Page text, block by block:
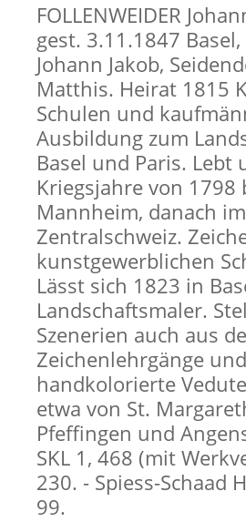
FOLLENWEIDER
gest. 3.11.1847
Johann Jakob,
Matthis. Heirat 1815
Schulen und
Ausbildung zum
Basel und Paris.
Kriegsjahre von
Mannheim, danach
Zentralschweiz.
kunstgewerblichen
Lässt sich 1823 in
Landschaftsmaler.
Szenerien auch aus
Zeichenlehrgänge
handkolorierte
etwa von St.
Pfeffingen und
SKL 1, 468 (mit
230. - Spiess-Schaad
99.